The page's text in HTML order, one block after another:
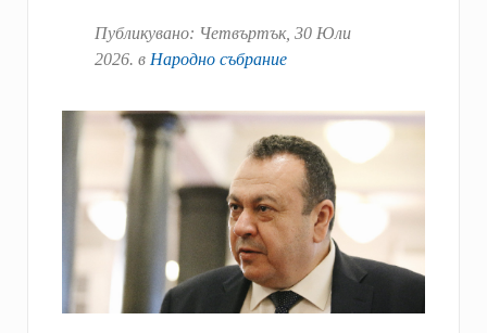
Публикувано: Четвъртък, 30 Юли
2026. в Народно събрание